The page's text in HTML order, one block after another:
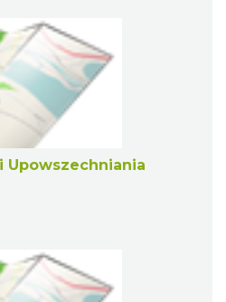
Upowszechniania